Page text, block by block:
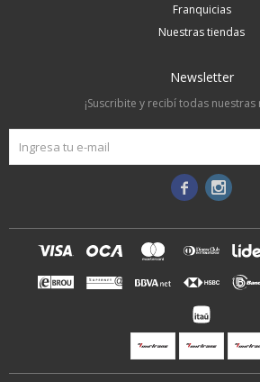
Franquicias
Nuestras tiendas
Newsletter
¡Suscribite y recibí todas
 